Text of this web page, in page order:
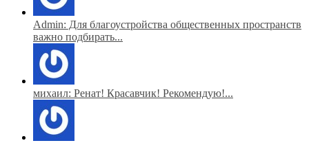
Admin: Для благоустройства общественных пространств
важно подбирать...
михаил: Ренат! Красавчик! Рекомендую!...